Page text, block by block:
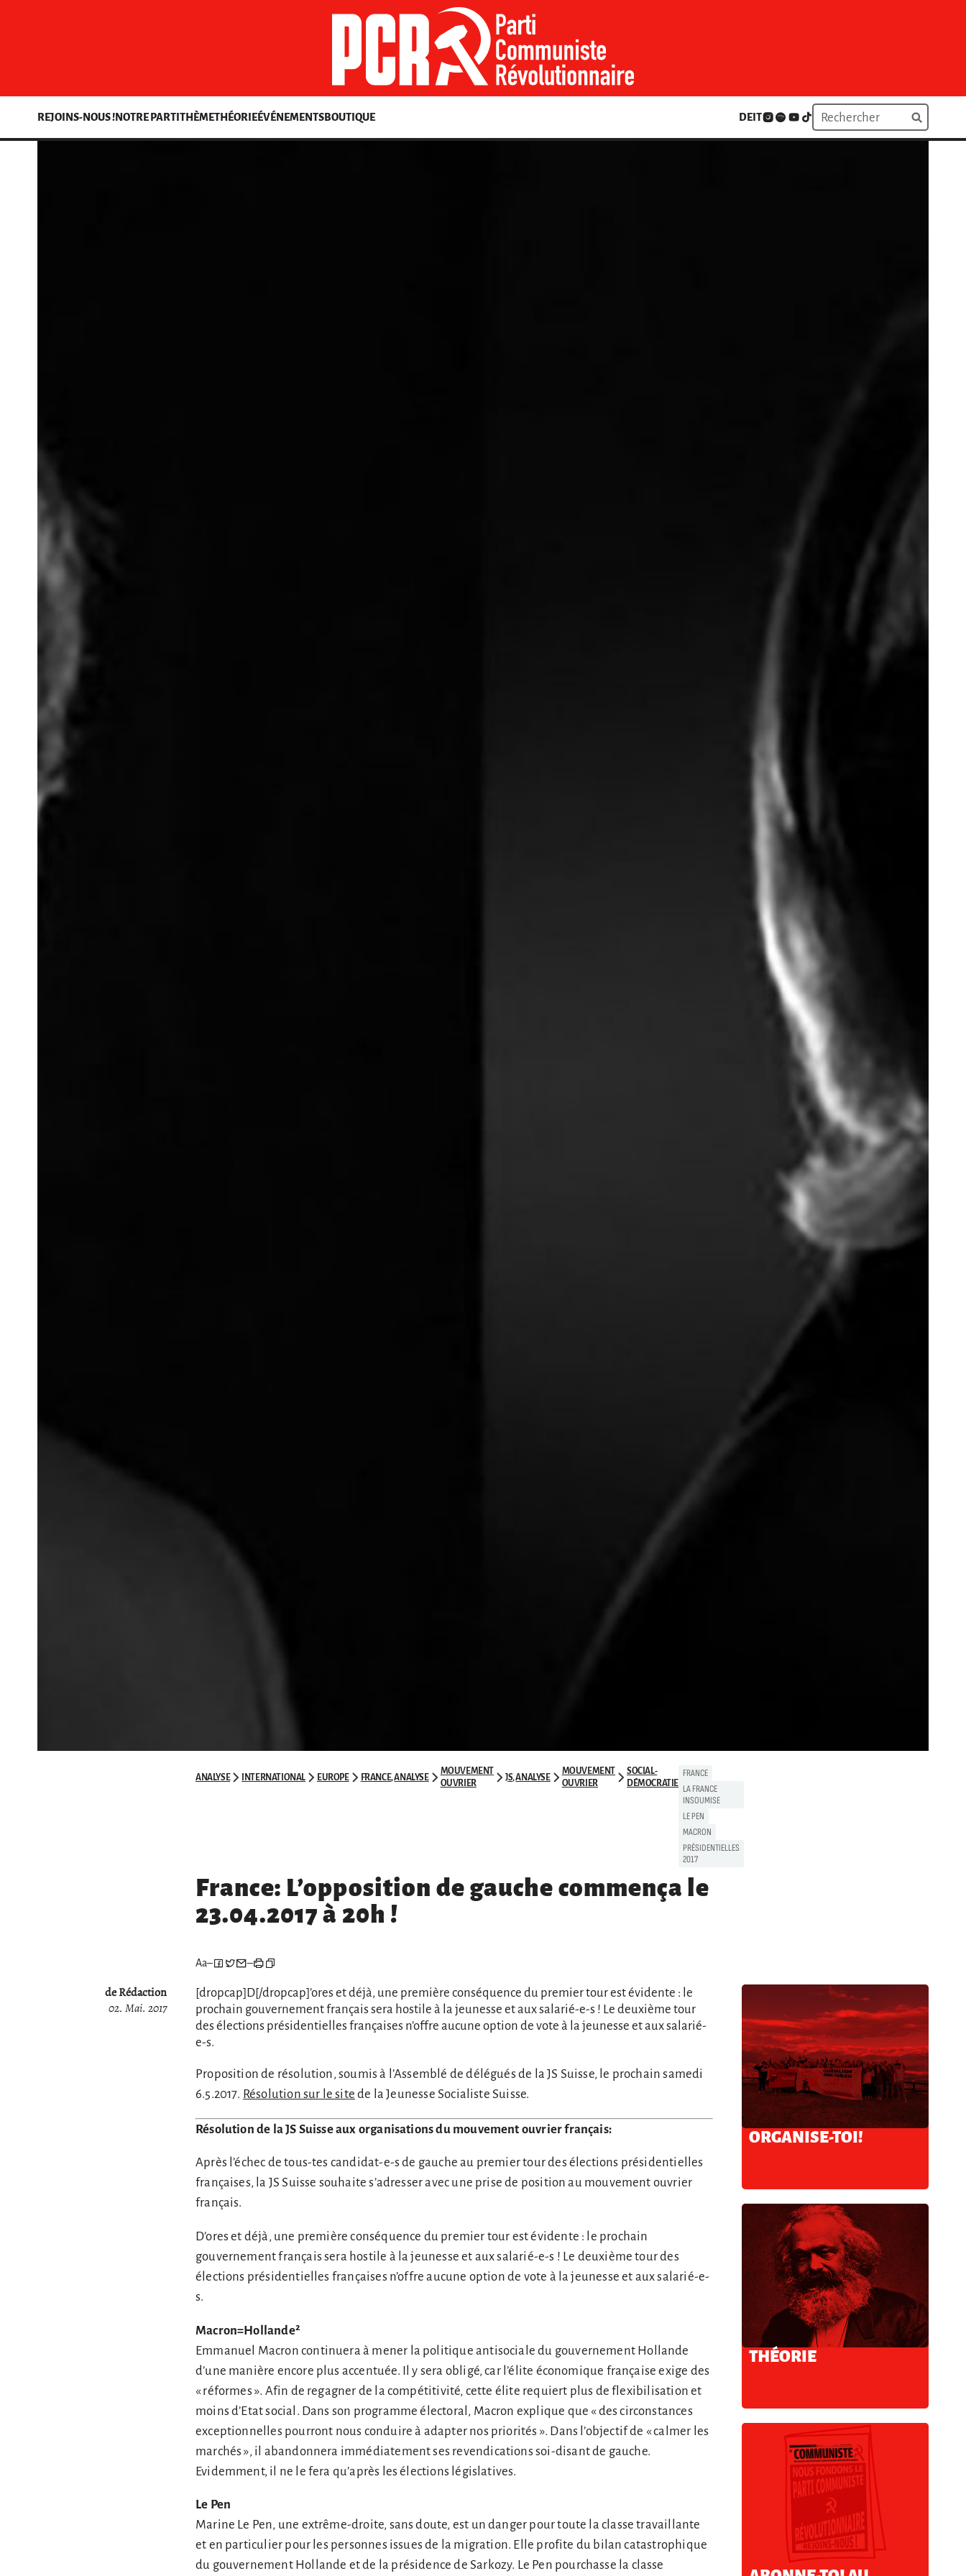
REJOINS-NOUS !NOTRE PARTITHÈMETHÉORIEÉVÉNEMENTSBOUTIQUE DEIT
ANALYSE INTERNATIONAL EUROPE FRANCE,ANALYSE
MOUVEMENT
OUVRIER
JS,ANALYSE
MOUVEMENT
OUVRIER
SOCIAL-
DÉMOCRATIE
FRANCE
LA FRANCE
INSOUMISE
LE PEN
MACRON
PRÉSIDENTIELLES
2017
France: L’opposition de gauche commença le
23.04.2017 à 20h !
Aa– –
de Rédaction
02. Mai. 2017
[dropcap]D[/dropcap]’ores et déjà, une première conséquence du premier tour est évidente : le
prochain gouvernement français sera hostile à la jeunesse et aux salarié-e-s ! Le deuxième tour
des élections présidentielles françaises n’offre aucune option de vote à la jeunesse et aux salarié-
e-s.
Proposition de résolution, soumis à l’Assemblé de délégués de la JS Suisse, le prochain samedi
6.5.2017. Résolution sur le site de la Jeunesse Socialiste Suisse.
Résolution de la JS Suisse aux organisations du mouvement ouvrier français:
Après l’échec de tous-tes candidat-e-s de gauche au premier tour des élections présidentielles
françaises, la JS Suisse souhaite s’adresser avec une prise de position au mouvement ouvrier
français.
D’ores et déjà, une première conséquence du premier tour est évidente : le prochain
gouvernement français sera hostile à la jeunesse et aux salarié-e-s ! Le deuxième tour des
élections présidentielles françaises n’offre aucune option de vote à la jeunesse et aux salarié-e-
s.
Macron=Hollande²
Emmanuel Macron continuera à mener la politique antisociale du gouvernement Hollande
d’une manière encore plus accentuée. Il y sera obligé, car l’élite économique française exige des
« réformes ». Afin de regagner de la compétitivité, cette élite requiert plus de flexibilisation et
moins d’Etat social. Dans son programme électoral, Macron explique que « des circonstances
exceptionnelles pourront nous conduire à adapter nos priorités ». Dans l’objectif de « calmer les
marchés », il abandonnera immédiatement ses revendications soi-disant de gauche.
Evidemment, il ne le fera qu’après les élections législatives.
Le Pen
Marine Le Pen, une extrême-droite, sans doute, est un danger pour toute la classe travaillante
et en particulier pour les personnes issues de la migration. Elle profite du bilan catastrophique
du gouvernement Hollande et de la présidence de Sarkozy. Le Pen pourchasse la classe
ORGANISE-TOI!
THÉORIE